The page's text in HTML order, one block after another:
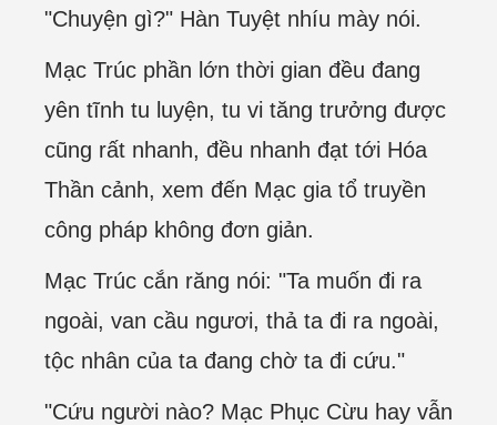
"Chuyện gì?" Hàn Tuyệt nhíu mày nói.
Mạc Trúc phần lớn thời gian đều đang
yên tĩnh tu luyện, tu vi tăng trưởng được
cũng rất nhanh, đều nhanh đạt tới Hóa
Thần cảnh, xem đến Mạc gia tổ truyền
công pháp không đơn giản.
Mạc Trúc cắn răng nói: "Ta muốn đi ra
ngoài, van cầu ngươi, thả ta đi ra ngoài,
tộc nhân của ta đang chờ ta đi cứu."
"Cứu người nào? Mạc Phục Cừu hay vẫn